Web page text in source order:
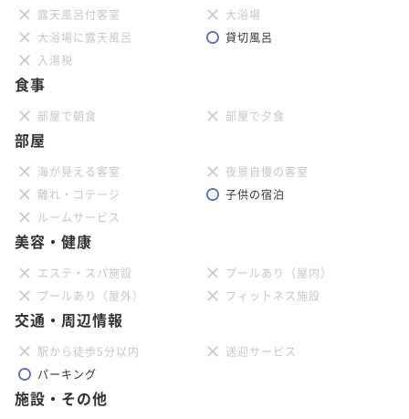
露天風呂付客室
大浴場
大浴場に露天風呂
貸切風呂
入湯税
食事
部屋で朝食 部屋で夕食
部屋
海が見える客室
夜景自慢の客室
離れ・コテージ
子供の宿泊
ルームサービス
美容・健康
エステ・スパ施設
プールあり（屋内）
プールあり（屋外）
フィットネス施設
交通・周辺情報
駅から徒歩5分以内
送迎サービス
パーキング
施設・その他